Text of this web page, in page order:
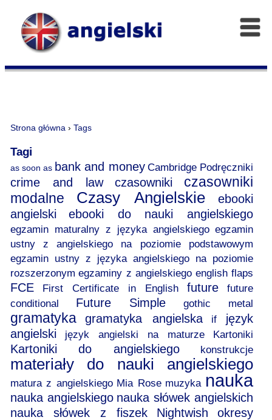
Strona główna› Tags
Tagi
as soon as bank and money Cambridge Podręczniki
crime and law czasowniki
czasowniki
modalne
Czasy Angielskie
ebooki
angielski
ebooki do nauki angielskiego
egzamin maturalny z języka angielskiego egzamin
ustny z angielskiego na poziomie podstawowym
egzamin ustny z języka angielskiego na poziomie
rozszerzonym egzaminy z angielskiego english flaps
FCE First Certificate in English future
future
conditional
Future Simple gothic metal
gramatyka gramatyka angielska if
język
angielski
język angielski na maturze Kartoniki
Kartoniki do angielskiego konstrukcje
materiały do nauki angielskiego
matura z angielskiego Mia Rose muzyka nauka
nauka angielskiego nauka słówek angielskich
nauka słówek z fiszek
Nightwish
okresy